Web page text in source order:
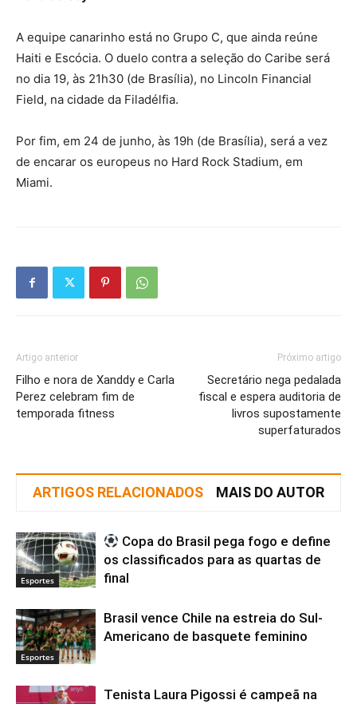
A equipe canarinho está no Grupo C, que ainda reúne
Haiti e Escócia. O duelo contra a seleção do Caribe será
no dia 19, às 21h30 (de Brasília), no Lincoln Financial
Field, na cidade da Filadélfia.
Por fim, em 24 de junho, às 19h (de Brasília), será a vez
de encarar os europeus no Hard Rock Stadium, em
Miami.
Artigo anterior
Filho e nora de Xanddy e Carla
Perez celebram fim de
temporada fitness
Próximo artigo
Secretário nega pedalada
fiscal e espera auditoria de
livros supostamente
superfaturados
ARTIGOS RELACIONADOS MAIS DO AUTOR
Esportes
Copa do Brasil pega fogo e define
os classificados para as quartas de
final
Esportes
Brasil vence Chile na estreia do Sul-
Americano de basquete feminino
Tenista Laura Pigossi é campeã na